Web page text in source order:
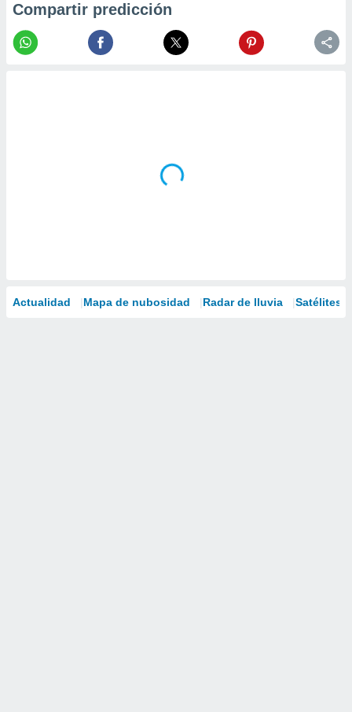
Compartir predicción
Actualidad Mapa de nubosidad Radar de lluvia Satélites